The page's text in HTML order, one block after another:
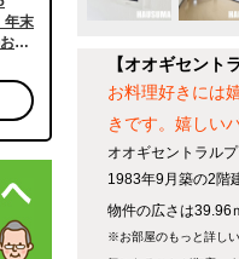
【オオギセン
お料理好きには
きです。嬉しい
オオギセントラル
1983年9月築の2階
物件の広さは39.96
※お部屋のもっと詳し